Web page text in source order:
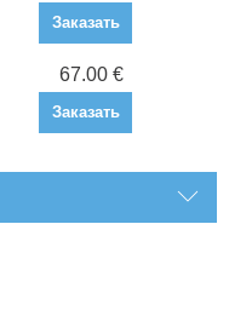
Заказать
67.00 €
Заказать